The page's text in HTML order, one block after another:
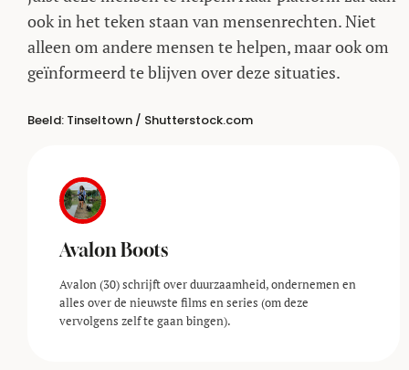
ook in het teken staan van mensenrechten. Niet
alleen om andere mensen te helpen, maar ook om
geïnformeerd te blijven over deze situaties.
Beeld: Tinseltown / Shutterstock.com
Avalon Boots
Avalon (30) schrijft over duurzaamheid, ondernemen en
alles over de nieuwste films en series (om deze
vervolgens zelf te gaan bingen).